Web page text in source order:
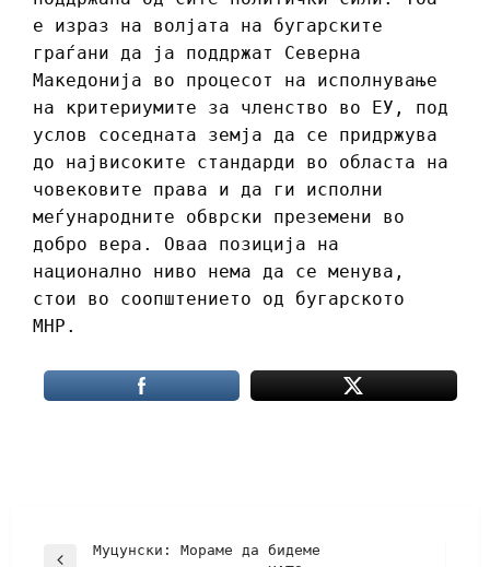
е израз на волјата на бугарските
граѓани да ја поддржат Северна
Македонија во процесот на исполнување
на критериумите за членство во ЕУ, под
услов соседната земја да се придржува
до највисоките стандарди во областа на
човековите права и да ги исполни
меѓународните обврски преземени во
добро вера. Оваа позиција на
национално ниво нема да се менува,
стои во соопштението од бугарското
МНР.
Муцунски: Мораме да бидеме